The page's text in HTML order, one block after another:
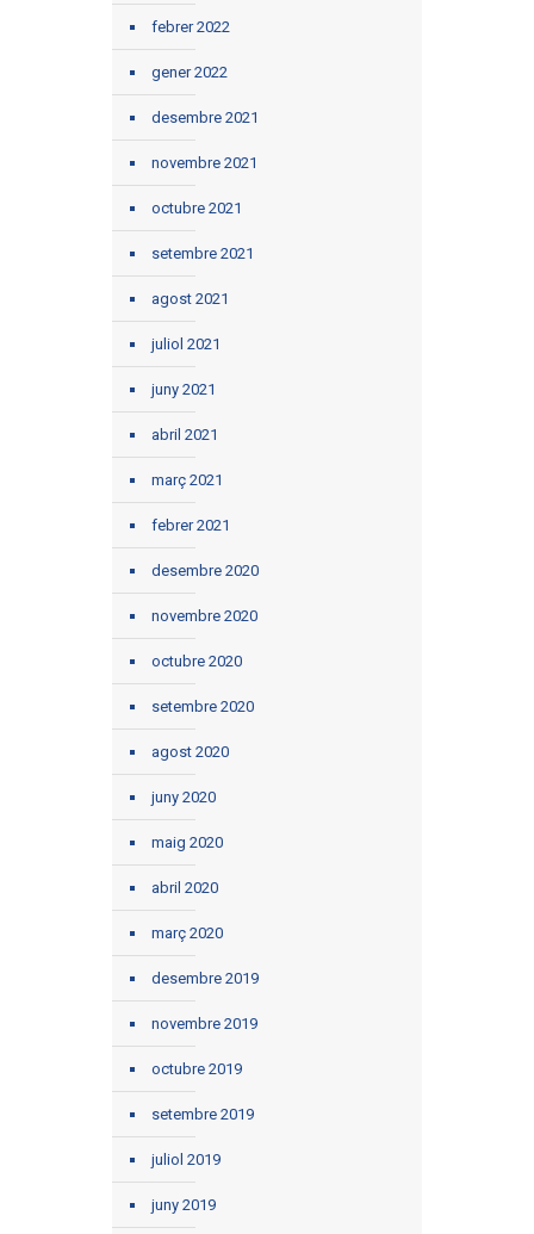
febrer 2022
gener 2022
desembre 2021
novembre 2021
octubre 2021
setembre 2021
agost 2021
juliol 2021
juny 2021
abril 2021
març 2021
febrer 2021
desembre 2020
novembre 2020
octubre 2020
setembre 2020
agost 2020
juny 2020
maig 2020
abril 2020
març 2020
desembre 2019
novembre 2019
octubre 2019
setembre 2019
juliol 2019
juny 2019